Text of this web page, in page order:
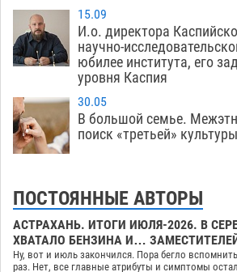
15.09
И.о. директора
научно-
юбилее института, его
уровня Каспия
30.05
В большой семье.
поиск «третьей» культуры
ПОСТОЯННЫЕ АВТОРЫ
АСТРАХАНЬ. ИТОГИ ИЮЛЯ-2026. В
ХВАТАЛО БЕНЗИНА И…
Ну, вот и июль закончился. Пора бегло
раз. Нет, все главные атрибуты и симптомы